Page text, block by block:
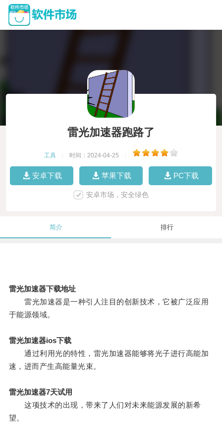
雷光加速器跑路了
工具 时间：2024-04-25
安卓下载 苹果下载 PC下载
安卓市场，安全绿色
简介 排行
雷光加速器下载地址
雷光加速器是一种引人注目的创新技术，它被广泛应用
于能源领域。
雷光加速器ios下载
通过利用光的特性，雷光加速器能够将光子进行高能加
速，进而产生高能量光束。
雷光加速器7天试用
这项技术的出现，带来了人们对未来能源发展的新希
望。